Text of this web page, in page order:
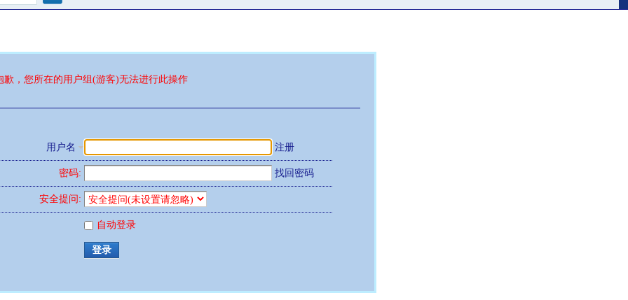
索
歉，您所在的用户组(游客)无法进行此操作
用户名 注册
密码: 找回密码
安全提问:
自动登录
登录